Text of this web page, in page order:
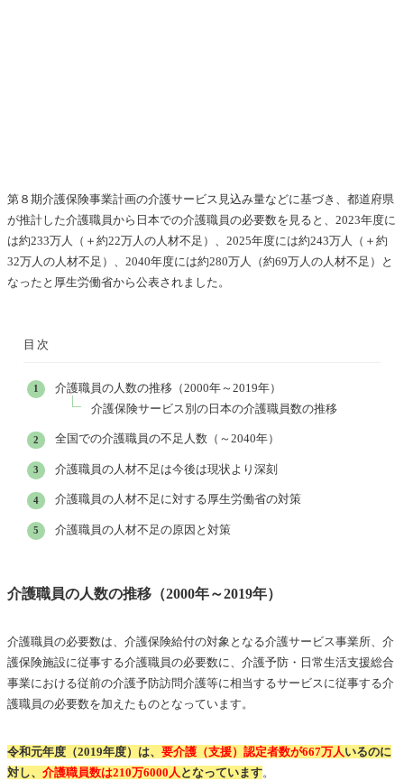
第８期介護保険事業計画の介護サービス見込み量などに基づき、都道府県
が推計した介護職員から日本での介護職員の必要数を見ると、2023年度に
は約233万人（＋約22万人の人材不足）、2025年度には約243万人（＋約
32万人の人材不足）、2040年度には約280万人（約69万人の人材不足）と
なったと厚生労働省から公表されました。
目次
介護職員の人数の推移（2000年～2019年）
介護保険サービス別の日本の介護職員数の推移
全国での介護職員の不足人数（～2040年）
介護職員の人材不足は今後は現状より深刻
介護職員の人材不足に対する厚生労働省の対策
介護職員の人材不足の原因と対策
介護職員の人数の推移（2000年～2019年）
介護職員の必要数は、介護保険給付の対象となる介護サービス事業所、介
護保険施設に従事する介護職員の必要数に、介護予防・日常生活支援総合
事業における従前の介護予防訪問介護等に相当するサービスに従事する介
護職員の必要数を加えたものとなっています。
令和元年度（2019年度）は、 要介護（支援）認定者数が667万人いるのに
対し、 介護職員数は210万6000人 となっています。